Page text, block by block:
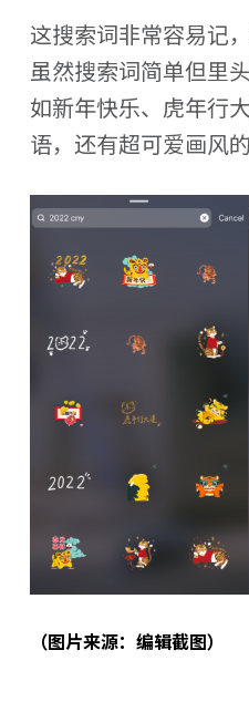
这搜索词非常容易记
虽然搜索词简单但里
如新年快乐、虎年行
语，还有超可爱画风
（图片来源：编辑截图）